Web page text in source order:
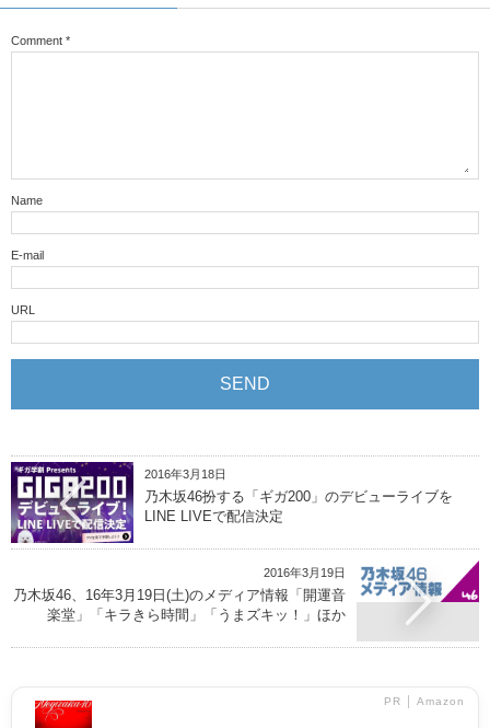
Comment *
Name
E-mail
URL
2016年3月18日
乃木坂46扮する「ギガ200」のデビューライブを
LINE LIVEで配信決定
2016年3月19日
乃木坂46、16年3月19日(土)のメディア情報「開運音
楽堂」「キラきら時間」「うまズキッ！」ほか
PR │ Amazon